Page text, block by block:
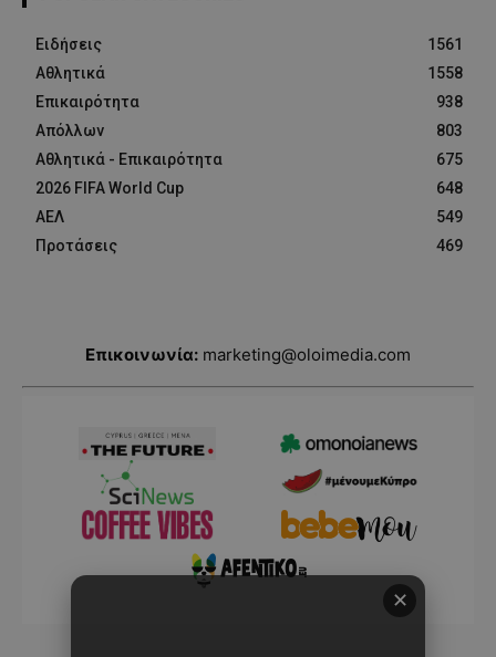
Ειδήσεις
1561
Αθλητικά
1558
Επικαιρότητα
938
Απόλλων
803
Αθλητικά - Επικαιρότητα
675
2026 FIFA World Cup
648
ΑΕΛ
549
Προτάσεις
469
Επικοινωνία: marketing@oloimedia.com
✕